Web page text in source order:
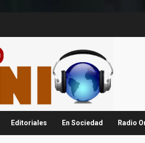
Editoriales En Sociedad Radio